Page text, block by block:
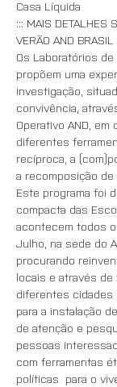
Casa Líquida
::: MAIS DETALHES
VERÃO AND BRASIL
Os Laboratórios de
propõem uma
investigação,
convivência,
Operativo AND, em
diferentes
recíproca, a
a recomposição
Este programa foi
compacta das
acontecem todos
Julho, na sede do
procurando
locais e através de
diferentes cidades
para a instalação
de atenção e
pessoas
com ferramentas
políticas  para o